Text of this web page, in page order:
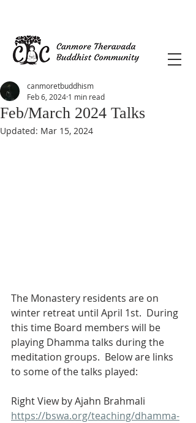
Feb/March 2024 Talks
canmoretbuddhism
Feb 6, 2024 1 min read
Updated: Mar 15, 2024
The Monastery residents are on
winter retreat until April 1st.  During
this time Board members will be
playing Dhamma talks during the
meditation groups.  Below are links
to some of the talks played:
Right View by Ajahn Brahmali
https://bswa.org/teaching/dhamma-